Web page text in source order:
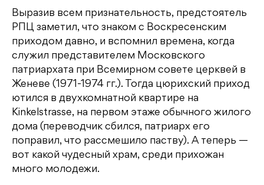
Выразив всем признательность, предстоятель
РПЦ заметил, что знаком с Воскресенским
приходом давно, и вспомнил времена, когда
служил представителем Московского
патриархата при Всемирном совете церквей в
Женеве (1971-1974 гг.). Тогда цюрихский приход
ютился в двухкомнатной квартире на
Kinkelstrasse, на первом этаже обычного жилого
дома (переводчик сбился, патриарх его
поправил, что рассмешило паству). А теперь —
вот какой чудесный храм, среди прихожан
много молодежи.